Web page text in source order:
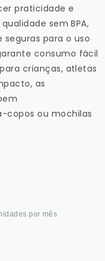
praticidade e
sem BPA,
seguras para o uso
consumo fácil
crianças, atletas
as
copos ou mochilas
por mês